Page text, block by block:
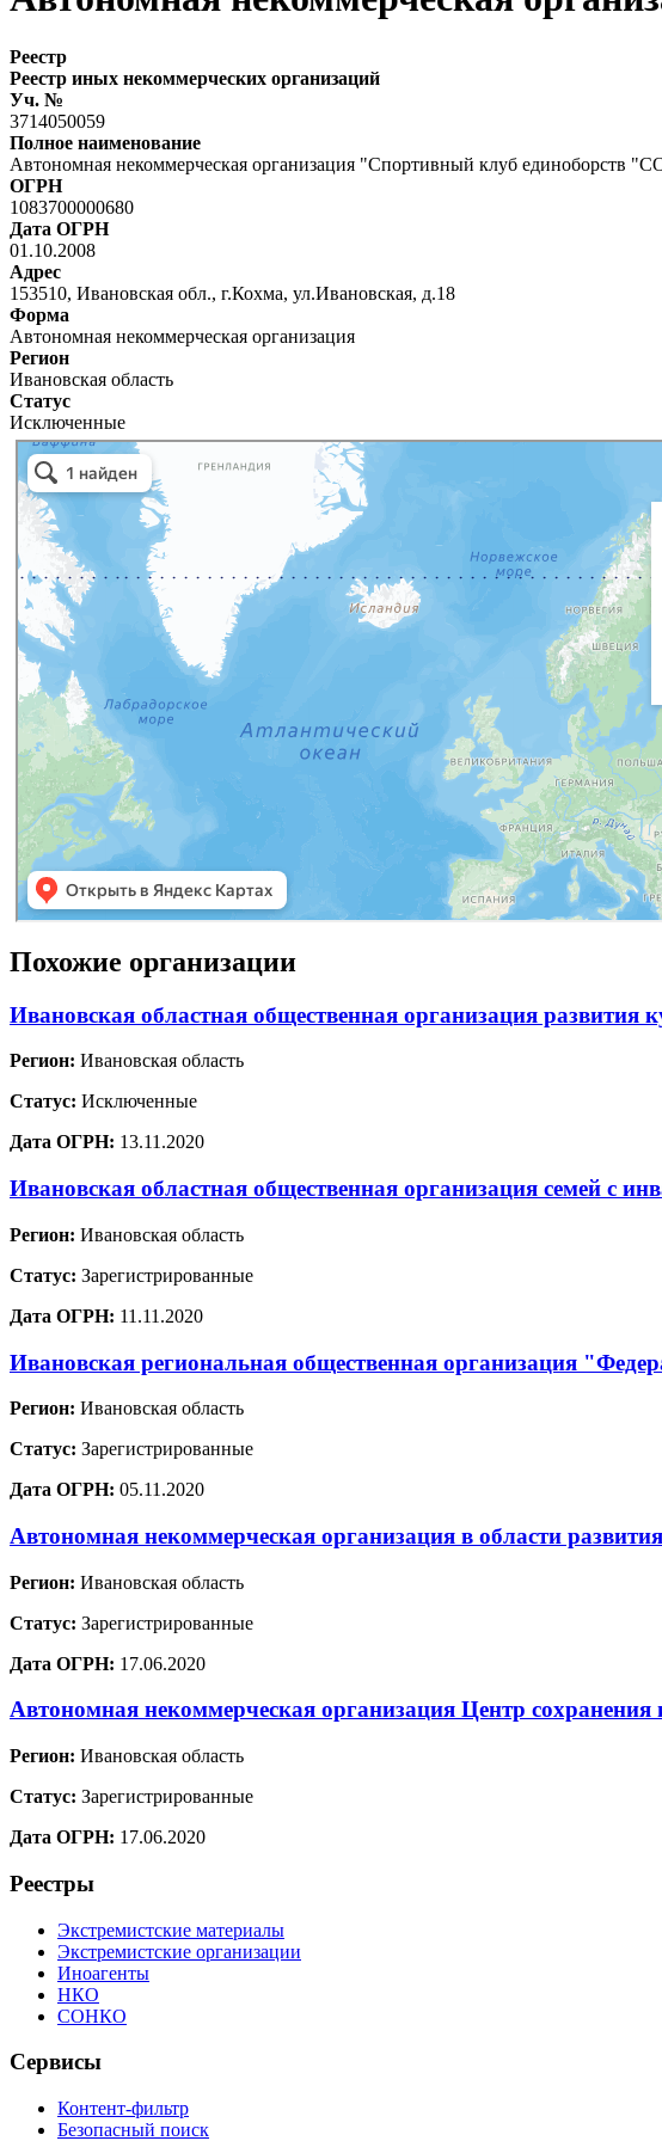
Реестр
Реестр иных некоммерческих организаций
Уч. №
3714050059
Полное наименование
Автономная некоммерческая организация "Спортивный клуб единоборств
ОГРН
1083700000680
Дата ОГРН
01.10.2008
Адрес
153510, Ивановская обл., г.Кохма, ул.Ивановская, д.18
Форма
Автономная некоммерческая организация
Регион
Ивановская область
Статус
Исключенные
Похожие организации
Ивановская областная общественная организация
Регион: Ивановская область
Статус: Исключенные
Дата ОГРН: 13.11.2020
Ивановская областная общественная организация семей с
Регион: Ивановская область
Статус: Зарегистрированные
Дата ОГРН: 11.11.2020
Ивановская региональная общественная организация
Регион: Ивановская область
Статус: Зарегистрированные
Дата ОГРН: 05.11.2020
Автономная некоммерческая организация в области
Регион: Ивановская область
Статус: Зарегистрированные
Дата ОГРН: 17.06.2020
Автономная некоммерческая организация Центр
Регион: Ивановская область
Статус: Зарегистрированные
Дата ОГРН: 17.06.2020
Реестры
Экстремистские материалы
Экстремистские организации
Иноагенты
НКО
СОНКО
Сервисы
Контент-фильтр
Безопасный поиск